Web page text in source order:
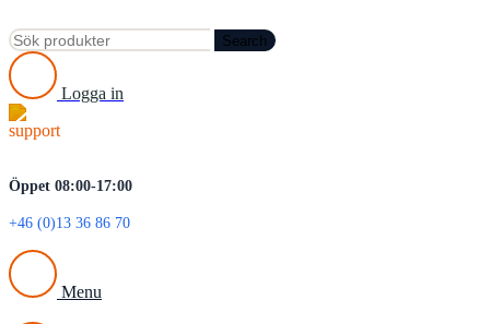
Search
Logga in
Öppet 08:00-17:00
+46 (0)13 36 86 70
Menu